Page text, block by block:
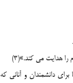
هدایت می کند.»(3)
دانشمندان و آنانی که